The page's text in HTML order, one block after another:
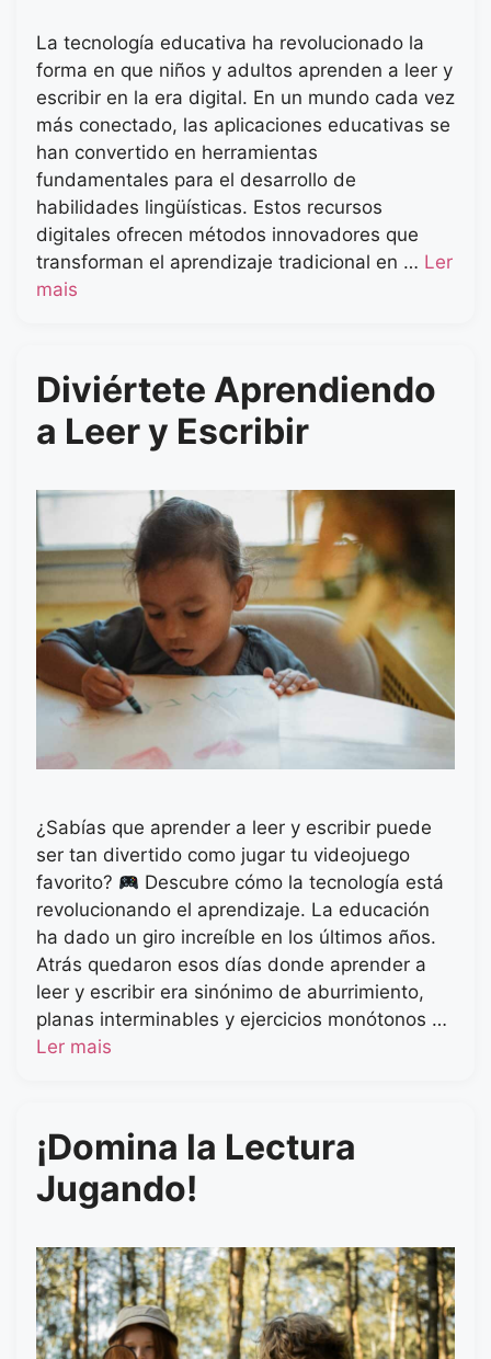
La tecnología educativa ha revolucionado la
forma en que niños y adultos aprenden a leer y
escribir en la era digital. En un mundo cada vez
más conectado, las aplicaciones educativas se
han convertido en herramientas
fundamentales para el desarrollo de
habilidades lingüísticas. Estos recursos
digitales ofrecen métodos innovadores que
transforman el aprendizaje tradicional en … Ler
mais
Diviértete Aprendiendo
a Leer y Escribir
¿Sabías que aprender a leer y escribir puede
ser tan divertido como jugar tu videojuego
favorito?
Descubre cómo la tecnología está
revolucionando el aprendizaje. La educación
ha dado un giro increíble en los últimos años.
Atrás quedaron esos días donde aprender a
leer y escribir era sinónimo de aburrimiento,
planas interminables y ejercicios monótonos …
Ler mais
¡Domina la Lectura
Jugando!